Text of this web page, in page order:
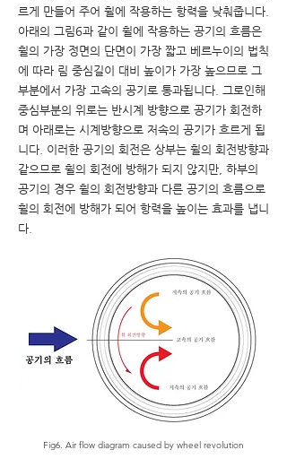
르게 만들어 주어 휠에 작용하는 항력을 낮춰줍니다.
아래의 그림6과 같이 휠에 작용하는 공기의 흐름은
휠의 가장 정면의 단면이 가장 짧고 베르누이의 법칙
에 따라 림 중심길이 대비 높이가 가장 높으므로 그
부분에서 가장 고속의 공기로 통과됩니다. 그로인해
중심부분의 위로는 반시계 방향으로 공기가 회전하
며 아래로는 시계방향으로 저속의 공기가 흐르게 됩
니다. 이러한 공기의 회전은 상부는 휠의 회전방향과
같으므로 휠의 회전에 방해가 되지 않지만, 하부의
공기의 경우 휠의 회전방향과 다른 공기의 흐름으로
휠의 회전에 방해가 되어 항력을 높이는 효과를 냅니
다.
Fig6. Air flow diagram caused by wheel revolution